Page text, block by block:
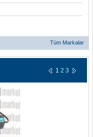
Tüm Markalar
1 2 3